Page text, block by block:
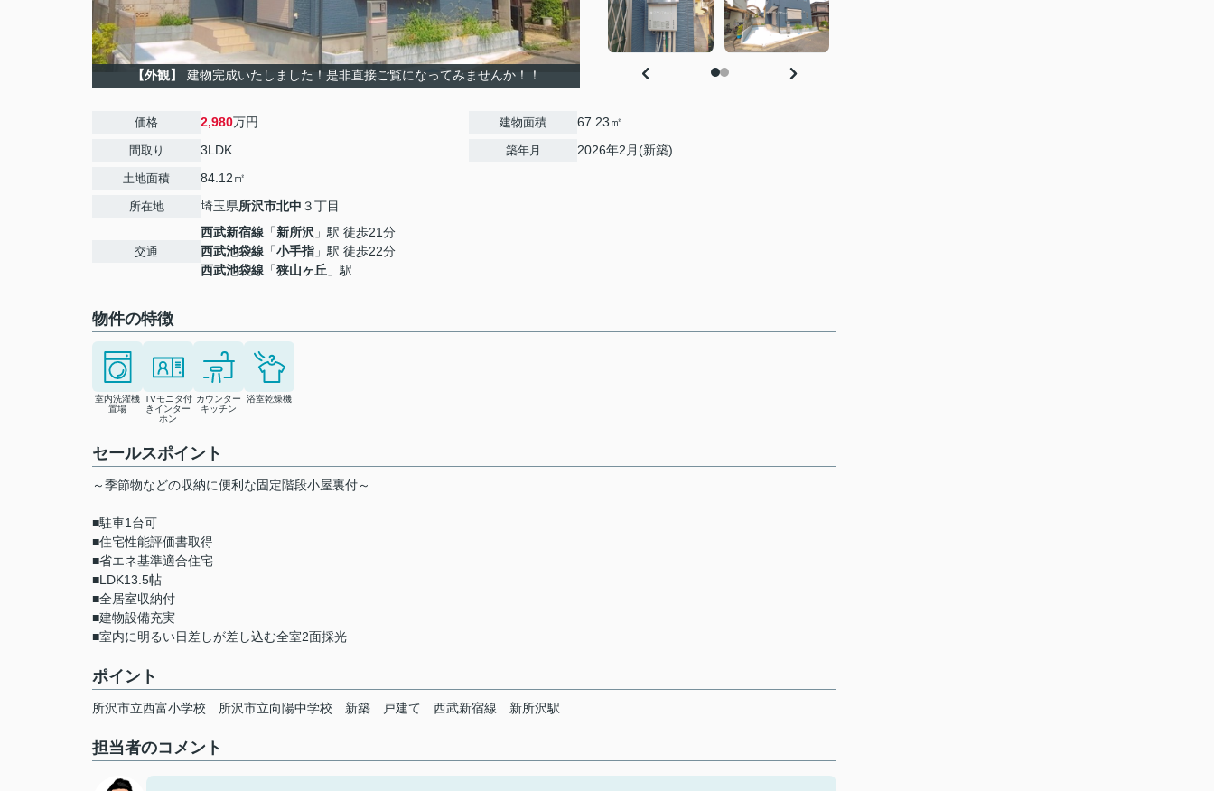
【外観】 建物完成いたしました！是非直接ご覧になってみませんか！！
価格 2,980万円
間取り 3LDK
土地面積 84.12㎡
所在地 埼玉県所沢市北中 ３丁目
交通
西武新宿線 「新所沢 」駅 徒歩21分
西武池袋線 「小手指 」駅 徒歩22分
西武池袋線 「狭山ヶ丘 」駅
建物面積 67.23㎡
築年月 2026年2月(新築)
物件の特徴
室内洗濯機
置場
TVモニタ付
きインター
ホン
カウンター
キッチン
浴室乾燥機
セールスポイント
～季節物などの収納に便利な固定階段小屋裏付～
■駐車1台可
■住宅性能評価書取得
■省エネ基準適合住宅
■LDK13.5帖
■全居室収納付
■建物設備充実
■室内に明るい日差しが差し込む全室2面採光
ポイント
所沢市立西富小学校 所沢市立向陽中学校 新築 戸建て 西武新宿線 新所沢駅
担当者のコメント